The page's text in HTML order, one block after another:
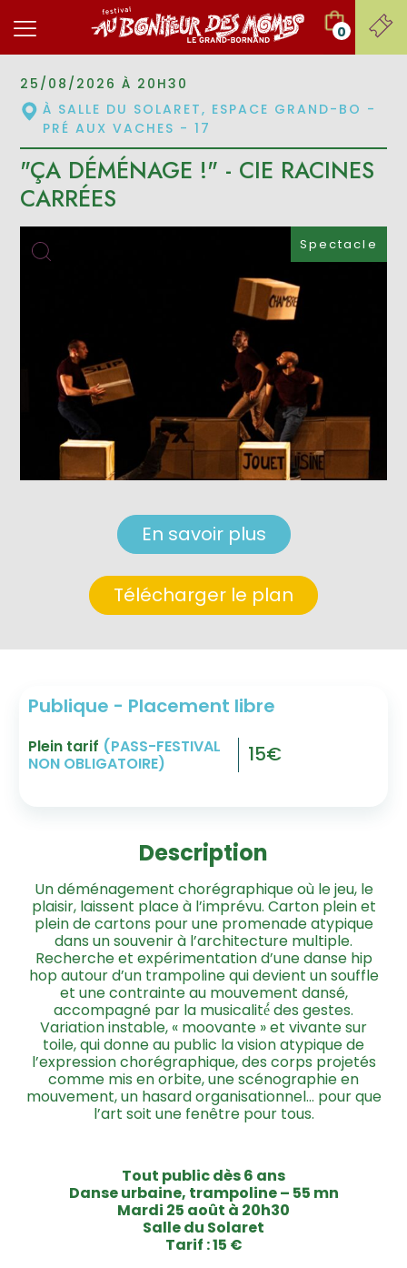
0
Télécharger le plan
En savoir plus
Spectacle
25/08/2026 À 20H30
À SALLE DU SOLARET, ESPACE GRAND-BO -
PRÉ AUX VACHES - 17
"ÇA DÉMÉNAGE !" - CIE RACINES
CARRÉES
Publique - Placement libre
Plein tarif (PASS-FESTIVAL
NON OBLIGATOIRE)
15€
Description
Un déménagement chorégraphique où le jeu, le
plaisir, laissent place à l’imprévu. Carton plein et
plein de cartons pour une promenade atypique
dans un souvenir à l’architecture multiple.
Recherche et expérimentation d’une danse hip
hop autour d’un trampoline qui devient un souffle
et une contrainte au mouvement dansé,
accompagné par la musicalité́ des gestes.
Variation instable, « moovante » et vivante sur
toile, qui donne au public la vision atypique de
l’expression chorégraphique, des corps projetés
comme mis en orbite, une scénographie en
mouvement, un hasard organisationnel… pour que
l’art soit une fenêtre pour tous.
Tout public dès 6 ans
Danse urbaine, trampoline – 55 mn
Mardi 25 août à 20h30
Salle du Solaret
Tarif : 15 €